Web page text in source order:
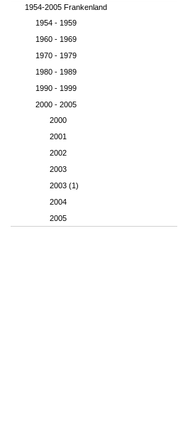
1954-2005 Frankenland
1954 - 1959
1960 - 1969
1970 - 1979
1980 - 1989
1990 - 1999
2000 - 2005
2000
2001
2002
2003
2003 (1)
2004
2005